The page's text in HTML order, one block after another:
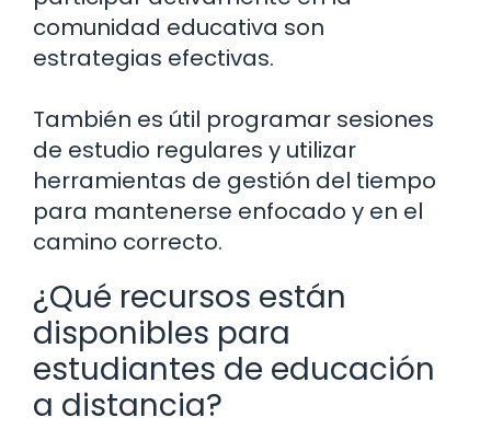
comunidad educativa son
estrategias efectivas.
También es útil programar sesiones
de estudio regulares y utilizar
herramientas de gestión del tiempo
para mantenerse enfocado y en el
camino correcto.
¿Qué recursos están
disponibles para
estudiantes de educación
a distancia?